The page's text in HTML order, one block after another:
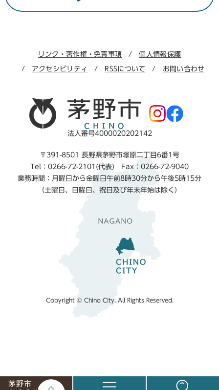
リンク・著作権・免責事項 個人情報保護
アクセシビリティ RSSについて お問い合わせ
法人番号4000020202142
〒391-8501 長野県茅野市塚原二丁目6番1号
Tel：0266-72-2101(代表) Fax：0266-72-9040
業務時間：月曜日から金曜日午前8時30分から午後5時15分
（土曜日、日曜日、祝日及び年末年始は除く）
Copyright © Chino City. All Rights Reserved.